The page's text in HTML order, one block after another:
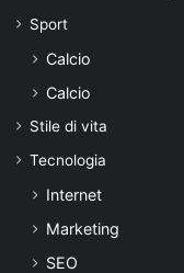
Sport
Calcio
Calcio
Stile di vita
Tecnologia
Internet
Marketing
SEO